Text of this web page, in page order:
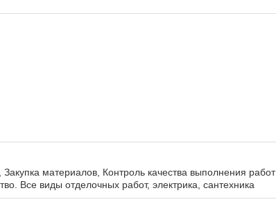
материалов, Контроль качества выполнения работ
Все виды отделочных работ, электрика, сантехника